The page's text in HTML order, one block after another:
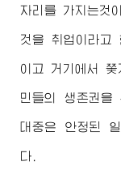
자리를 가지는것
것을 취업이라고
이고 거기에서
민들의 생존권을
대중은 안정된
다.